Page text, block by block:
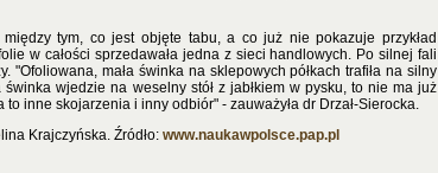
tym, co jest objęte tabu, a co już nie pokazuje przykład
w całości sprzedawała jedna z sieci handlowych. Po silnej fali
"Ofoliowana, mała świnka na sklepowych półkach trafiła na silny
wjedzie na weselny stół z jabłkiem w pysku, to nie ma już
inne skojarzenia i inny odbiór" - zauważyła dr Drzał-Sierocka.
Krajczyńska. Źródło: www.naukawpolsce.pap.pl